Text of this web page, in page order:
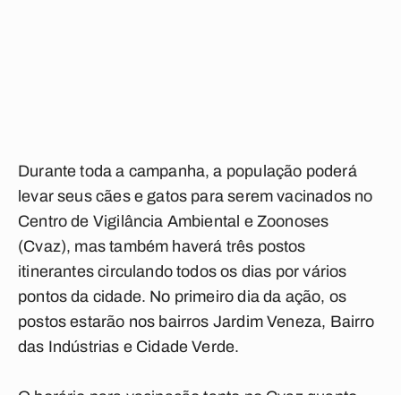
Durante toda a campanha, a população poderá
levar seus cães e gatos para serem vacinados no
Centro de Vigilância Ambiental e Zoonoses
(Cvaz), mas também haverá três postos
itinerantes circulando todos os dias por vários
pontos da cidade. No primeiro dia da ação, os
postos estarão nos bairros Jardim Veneza, Bairro
das Indústrias e Cidade Verde.